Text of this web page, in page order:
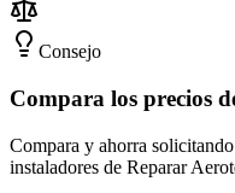
Consejo
Compara los precios
Compara y ahorra
instaladores de Reparar